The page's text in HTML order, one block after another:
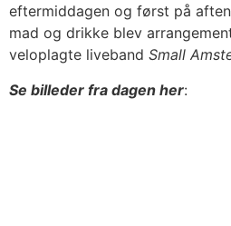
eftermiddagen og først på
mad og drikke blev
veloplagte liveband Small
Se billeder fra dagen her: